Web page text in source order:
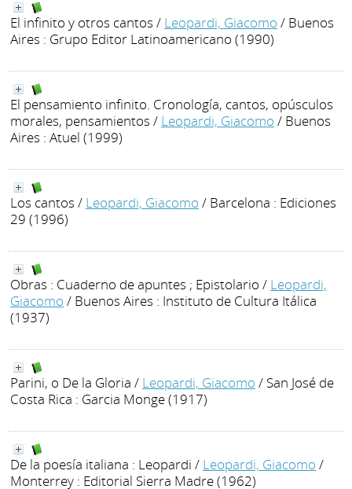
El infinito y otros cantos / Leopardi, Giacomo / Buenos
Aires : Grupo Editor Latinoamericano (1990)
El pensamiento infinito. Cronología, cantos, opúsculos
morales, pensamientos / Leopardi, Giacomo / Buenos
Aires : Atuel (1999)
Los cantos / Leopardi, Giacomo / Barcelona : Ediciones
29 (1996)
Obras : Cuaderno de apuntes ; Epistolario / Leopardi,
Giacomo / Buenos Aires : Instituto de Cultura Itálica
(1937)
Parini, o De la Gloria / Leopardi, Giacomo / San José de
Costa Rica : Garcia Monge (1917)
De la poesía italiana : Leopardi / Leopardi, Giacomo /
Monterrey : Editorial Sierra Madre (1962)